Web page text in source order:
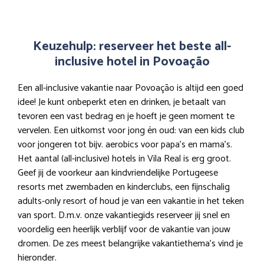
Keuzehulp: reserveer het beste all-
inclusive hotel in Povoação
Een all-inclusive vakantie naar Povoação is altijd een goed
idee! Je kunt onbeperkt eten en drinken, je betaalt van
tevoren een vast bedrag en je hoeft je geen moment te
vervelen. Een uitkomst voor jong én oud: van een kids club
voor jongeren tot bijv. aerobics voor papa’s en mama’s.
Het aantal (all-inclusive) hotels in Vila Real is erg groot.
Geef jij de voorkeur aan kindvriendelijke Portugeese
resorts met zwembaden en kinderclubs, een fijnschalig
adults-only resort of houd je van een vakantie in het teken
van sport. D.m.v. onze vakantiegids reserveer jij snel en
voordelig een heerlijk verblijf voor de vakantie van jouw
dromen. De zes meest belangrijke vakantiethema’s vind je
hieronder.